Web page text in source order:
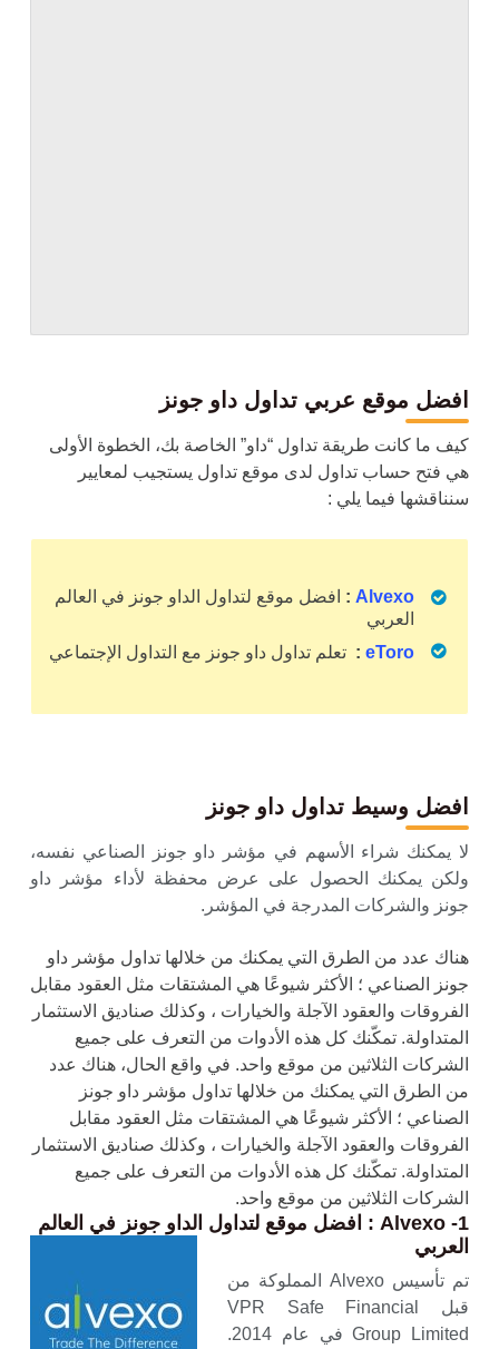
افضل موقع عربي تداول داو جونز
كيف ما كانت طريقة تداول “داو” الخاصة بك، الخطوة الأولى
هي فتح حساب تداول لدى موقع تداول يستجيب لمعايير
سنناقشها فيما يلي :
Alvexo
: افضل موقع لتداول الداو جونز في العالم
العربي
eToro
: تعلم تداول داو جونز مع التداول الإجتماعي
افضل وسيط تداول داو جونز
لا يمكنك شراء الأسهم في مؤشر داو جونز الصناعي نفسه،
ولكن يمكنك الحصول على عرض محفظة لأداء مؤشر داو
جونز والشركات المدرجة في المؤشر.
هناك عدد من الطرق التي يمكنك من خلالها تداول مؤشر داو
جونز الصناعي ؛ الأكثر شيوعًا هي المشتقات مثل العقود مقابل
الفروقات والعقود الآجلة والخيارات ، وكذلك صناديق الاستثمار
المتداولة. تمكّنك كل هذه الأدوات من التعرف على جميع
الشركات الثلاثين من موقع واحد. في واقع الحال، هناك عدد
من الطرق التي يمكنك من خلالها تداول مؤشر داو جونز
الصناعي ؛ الأكثر شيوعًا هي المشتقات مثل العقود مقابل
الفروقات والعقود الآجلة والخيارات ، وكذلك صناديق الاستثمار
المتداولة. تمكّنك كل هذه الأدوات من التعرف على جميع
الشركات الثلاثين من موقع واحد.
1- Alvexo : افضل موقع لتداول الداو جونز في العالم
العربي
تم تأسيس Alvexo المملوكة من
قبل VPR Safe Financial
Group Limited في عام 2014.